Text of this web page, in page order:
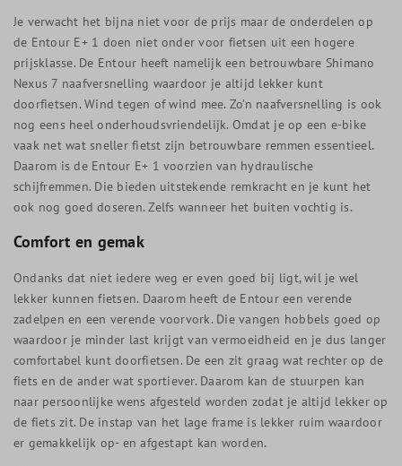
Je verwacht het bijna niet voor de prijs maar de onderdelen op
de Entour E+ 1 doen niet onder voor fietsen uit een hogere
prijsklasse. De Entour heeft namelijk een betrouwbare Shimano
Nexus 7 naafversnelling waardoor je altijd lekker kunt
doorfietsen. Wind tegen of wind mee. Zo’n naafversnelling is ook
nog eens heel onderhoudsvriendelijk. Omdat je op een e-bike
vaak net wat sneller fietst zijn betrouwbare remmen essentieel.
Daarom is de Entour E+ 1 voorzien van hydraulische
schijfremmen. Die bieden uitstekende remkracht en je kunt het
ook nog goed doseren. Zelfs wanneer het buiten vochtig is.
Comfort en gemak
Ondanks dat niet iedere weg er even goed bij ligt, wil je wel
lekker kunnen fietsen. Daarom heeft de Entour een verende
zadelpen en een verende voorvork. Die vangen hobbels goed op
waardoor je minder last krijgt van vermoeidheid en je dus langer
comfortabel kunt doorfietsen. De een zit graag wat rechter op de
fiets en de ander wat sportiever. Daarom kan de stuurpen kan
naar persoonlijke wens afgesteld worden zodat je altijd lekker op
de fiets zit. De instap van het lage frame is lekker ruim waardoor
er gemakkelijk op- en afgestapt kan worden.